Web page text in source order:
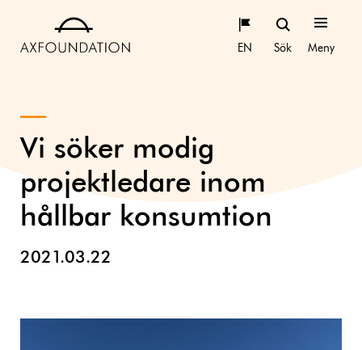
EN Sök Meny
Vi söker modig
projektledare inom
hållbar konsumtion
2021.03.22